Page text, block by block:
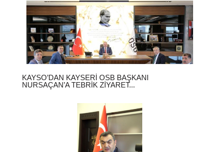
KAYSO’DAN KAYSERI OSB BAŞKANI
NURSAÇAN’A TEBRIK ZIYARET...